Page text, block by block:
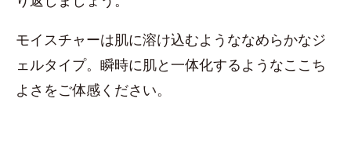
モイスチャーは肌に溶け込むようななめらかなジ
ェルタイプ。瞬時に肌と一体化するようなここち
よさをご体感ください。